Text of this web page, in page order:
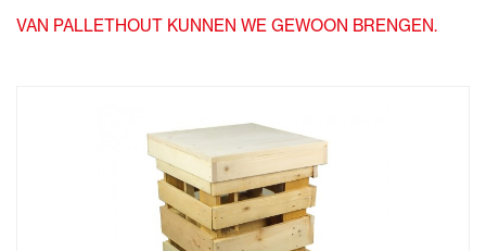
VAN PALLETHOUT KUNNEN WE GEWOON BRENGEN.